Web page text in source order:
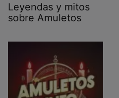
Leyendas y mitos
sobre Amuletos